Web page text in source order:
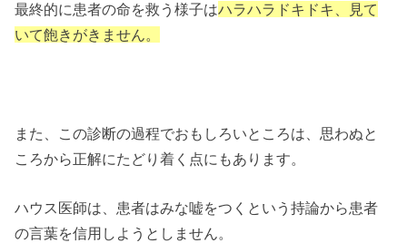
最終的に患者の命を救う様子はハラハラドキドキ、見て
いて飽きがきません。
また、この診断の過程でおもしろいところは、思わぬと
ころから正解にたどり着く点にもあります。
ハウス医師は、患者はみな嘘をつくという持論から患者
の言葉を信用しようとしません。